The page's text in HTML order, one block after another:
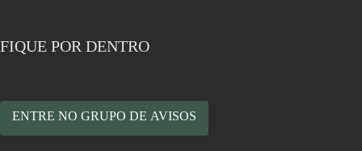
FIQUE POR DENTRO
ENTRE NO GRUPO DE AVISOS